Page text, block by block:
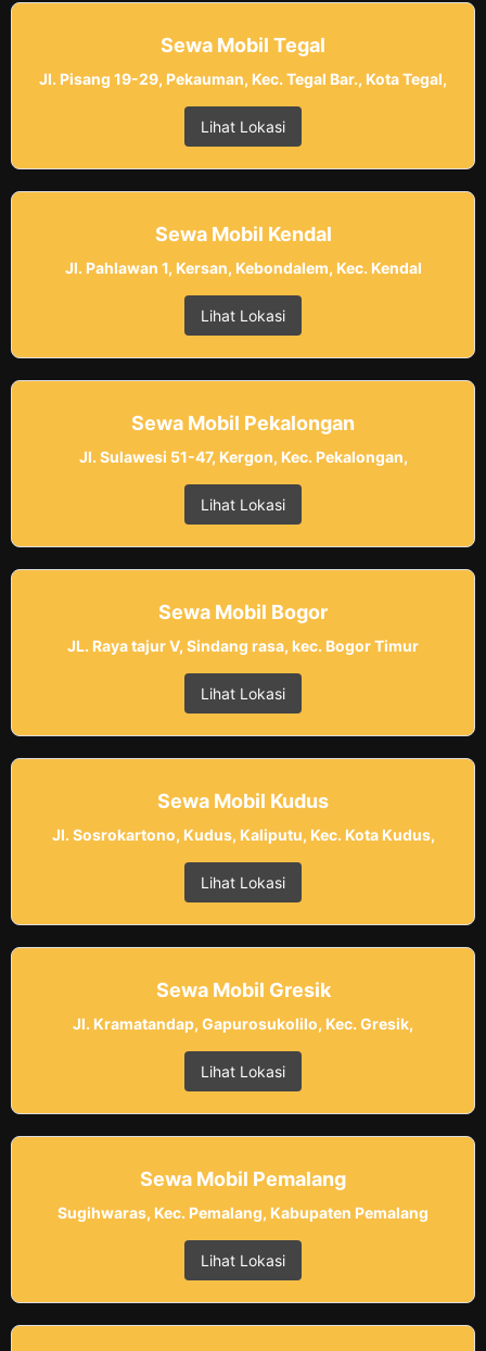
Sewa Mobil Tegal
Jl. Pisang 19-29, Pekauman, Kec. Tegal Bar., Kota Tegal,
Lihat Lokasi
Sewa Mobil Kendal
Jl. Pahlawan 1, Kersan, Kebondalem, Kec. Kendal
Lihat Lokasi
Sewa Mobil Pekalongan
Jl. Sulawesi 51-47, Kergon, Kec. Pekalongan,
Lihat Lokasi
Sewa Mobil Bogor
JL. Raya tajur V, Sindang rasa, kec. Bogor Timur
Lihat Lokasi
Sewa Mobil Kudus
Jl. Sosrokartono, Kudus, Kaliputu, Kec. Kota Kudus,
Lihat Lokasi
Sewa Mobil Gresik
Jl. Kramatandap, Gapurosukolilo, Kec. Gresik,
Lihat Lokasi
Sewa Mobil Pemalang
Sugihwaras, Kec. Pemalang, Kabupaten Pemalang
Lihat Lokasi